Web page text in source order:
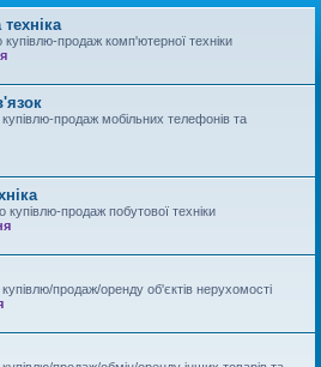
продаж комп'ютерної техніки
продаж мобільних телефонів та
продаж побутової техніки
продаж/оренду об'єктів нерухомості